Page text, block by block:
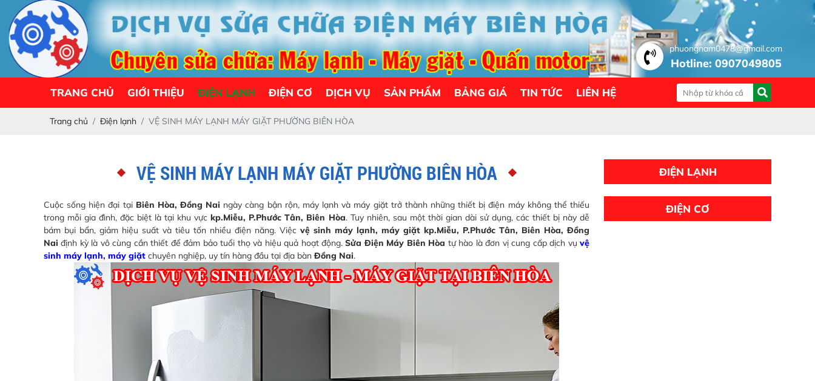
phuongnam0478@gmail.com
Hotline: 0907049805
TRANG CHỦ GIỚI THIỆU ĐIỆN LẠNH ĐIỆN CƠ DỊCH VỤ SẢN PHẨM BẢNG GIÁ TIN TỨC LIÊN HỆ
Trang chủ Điện lạnh VỆ SINH MÁY LẠNH MÁY GIẶT PHƯỜNG BIÊN HÒA
VỆ SINH MÁY LẠNH MÁY GIẶT PHƯỜNG BIÊN HÒA
Cuộc sống hiện đại tại Biên Hòa, Đồng Nai ngày càng bận rộn, máy lạnh và máy giặt trở thành những thiết bị điện máy không thể thiếu
trong mỗi gia đình, đặc biệt là tại khu vựckp.Miễu, P.Phước Tân, Biên Hòa. Tuy nhiên, sau một thời gian dài sử dụng, các thiết bị này dễ
bám bụi bẩn, giảm hiệu suất và tiêu tốn nhiều điện năng. Việc vệ sinh máy lạnh, máy giặt kp.Miễu, P.Phước Tân, Biên Hòa, Đồng
Nai định kỳ là vô cùng cần thiết để đảm bảo tuổi thọ và hiệu quả hoạt động.Sửa Điện Máy Biên Hòa tự hào là đơn vị cung cấp dịch vụ vệ
sinh máy lạnh, máy giặt chuyên nghiệp, uy tín hàng đầu tại địa bànĐồng Nai.
ĐIỆN LẠNH
ĐIỆN CƠ